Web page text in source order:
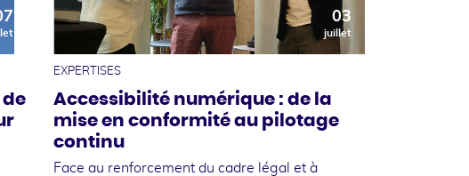
de
03
juillet
EXPERTISES
Accessibilité numérique : de la
mise en conformité au pilotage
continu
Face au renforcement du cadre légal et à